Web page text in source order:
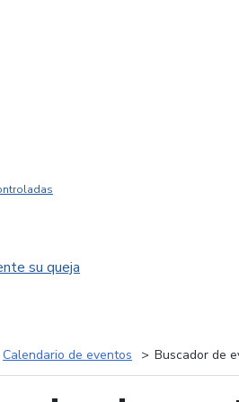
su queja
Calendario de eventos Buscador de